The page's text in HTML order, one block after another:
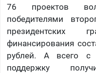
76 проектов
победителями
президентских
финансирования
рублей. А всего с
поддержку